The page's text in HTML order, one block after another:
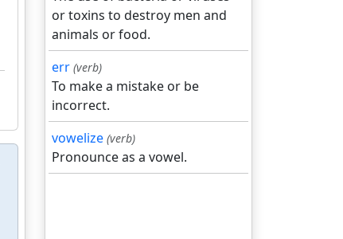
or toxins to destroy men and
animals or food.
err (verb)
To make a mistake or be
incorrect.
vowelize (verb)
Pronounce as a vowel.